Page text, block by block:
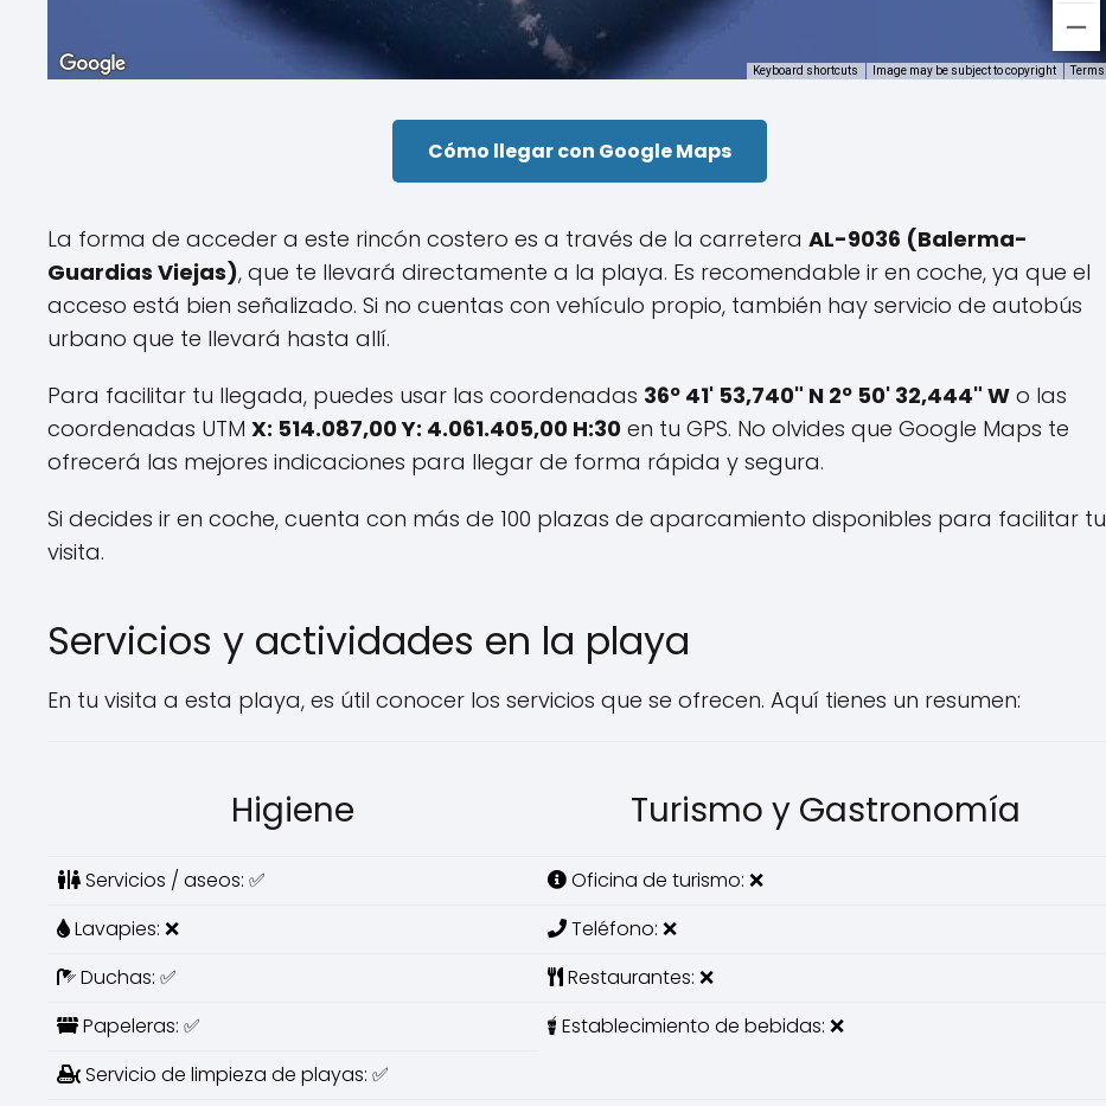
Keyboard shortcuts Image may be subject to copyright Terms
Cómo llegar con Google Maps
La forma de acceder a este rincón costero es a través de la carretera AL-9036 (Balerma-
Guardias Viejas), que te llevará directamente a la playa. Es recomendable ir en coche, ya que el
acceso está bien señalizado. Si no cuentas con vehículo propio, también hay servicio de autobús
urbano que te llevará hasta allí.
Para facilitar tu llegada, puedes usar las coordenadas 36º 41' 53,740" N 2º 50' 32,444" W o las
coordenadas UTM X: 514.087,00 Y: 4.061.405,00 H:30 en tu GPS. No olvides que Google Maps te
ofrecerá las mejores indicaciones para llegar de forma rápida y segura.
Si decides ir en coche, cuenta con más de 100 plazas de aparcamiento disponibles para facilitar tu
visita.
Servicios y actividades en la playa
En tu visita a esta playa, es útil conocer los servicios que se ofrecen. Aquí tienes un resumen:
Higiene Turismo y Gastronomía
Servicios / aseos: ✅
Oficina de turismo: ❌
Lavapies: ❌
Teléfono: ❌
Duchas: ✅
Restaurantes: ❌
Papeleras: ✅
Establecimiento de bebidas: ❌
Servicio de limpieza de playas: ✅